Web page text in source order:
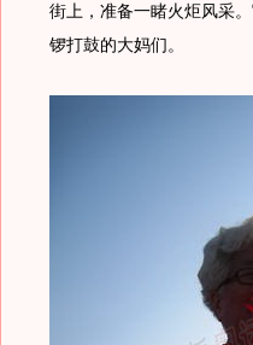
街上，准备一睹火炬风采
锣打鼓的大妈们。